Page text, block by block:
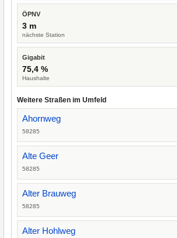
ÖPNV
3 m
nächste Station
Gigabit
75,4 %
Haushalte
Weitere Straßen im Umfeld
Ahornweg
58285
Alte Geer
58285
Alter Brauweg
58285
Alter Hohlweg